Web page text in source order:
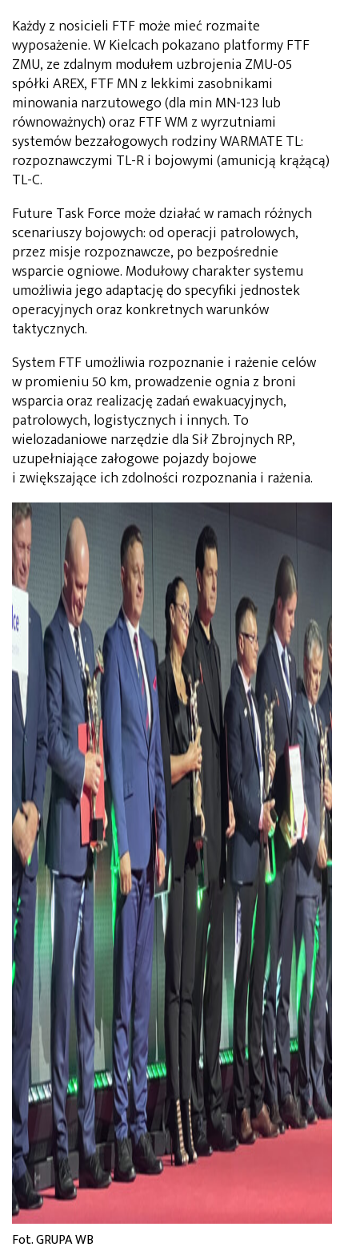
Każdy z nosicieli FTF może mieć rozmaite
wyposażenie. W Kielcach pokazano platformy FTF
ZMU, ze zdalnym modułem uzbrojenia ZMU-05
spółki AREX, FTF MN z lekkimi zasobnikami
minowania narzutowego (dla min MN-123 lub
równoważnych) oraz FTF WM z wyrzutniami
systemów bezzałogowych rodziny WARMATE TL:
rozpoznawczymi TL-R i bojowymi (amunicją krążącą)
TL-C.
Future Task Force może działać w ramach różnych
scenariuszy bojowych: od operacji patrolowych,
przez misje rozpoznawcze, po bezpośrednie
wsparcie ogniowe. Modułowy charakter systemu
umożliwia jego adaptację do specyfiki jednostek
operacyjnych oraz konkretnych warunków
taktycznych.
System FTF umożliwia rozpoznanie i rażenie celów
w promieniu 50 km, prowadzenie ognia z broni
wsparcia oraz realizację zadań ewakuacyjnych,
patrolowych, logistycznych i innych. To
wielozadaniowe narzędzie dla Sił Zbrojnych RP,
uzupełniające załogowe pojazdy bojowe
i zwiększające ich zdolności rozpoznania i rażenia.
Fot. GRUPA WB